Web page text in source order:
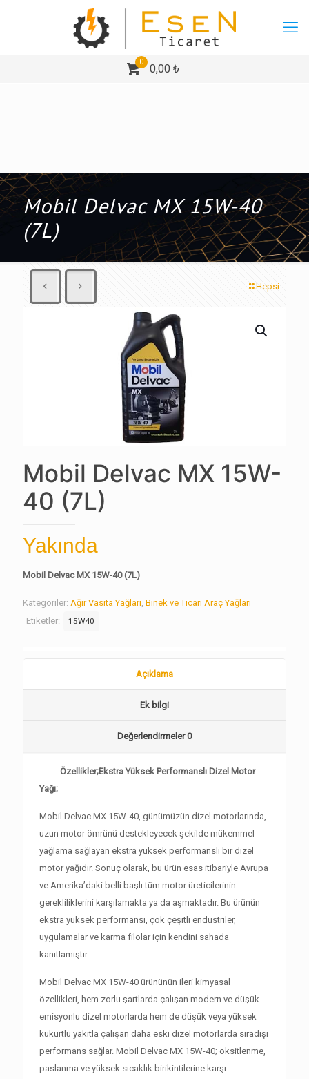
0
0,00 ₺
Mobil Delvac MX 15W-40
(7L)
Hepsi
Mobil Delvac MX 15W-
40 (7L)
Yakında
Mobil Delvac MX 15W-40 (7L)
Kategoriler: Ağır Vasıta Yağları Binek ve Ticari Araç Yağları
Etiketler:
15W40
Açıklama
Ek bilgi
Değerlendirmeler0
Özellikler;Ekstra Yüksek Performanslı Dizel Motor
Yağı;
Mobil Delvac MX 15W-40, günümüzün dizel motorlarında,
uzun motor ömrünü destekleyecek şekilde mükemmel
yağlama sağlayan ekstra yüksek performanslı bir dizel
motor yağıdır. Sonuç olarak, bu ürün esas itibariyle Avrupa
ve Amerika’daki belli başlı tüm motor üreticilerinin
gerekliliklerini karşılamakta ya da aşmaktadır. Bu ürünün
ekstra yüksek performansı, çok çeşitli endüstriler,
uygulamalar ve karma filolar için kendini sahada
kanıtlamıştır.
Mobil Delvac MX 15W-40 ürününün ileri kimyasal
özellikleri, hem zorlu şartlarda çalışan modern ve düşük
emisyonlu dizel motorlarda hem de düşük veya yüksek
kükürtlü yakıtla çalışan daha eski dizel motorlarda sıradışı
performans sağlar. Mobil Delvac MX 15W-40; oksitlenme,
paslanma ve yüksek sıcaklık birikintilerine karşı